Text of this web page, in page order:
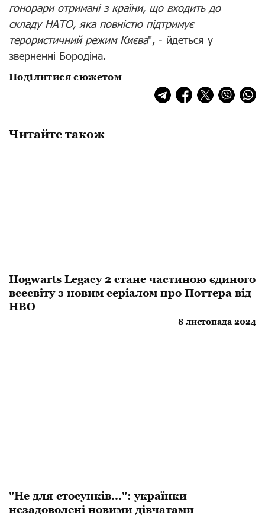
гонорари отримані з країни, що входить до
складу НАТО, яка повністю підтримує
терористичний режим Києва", - йдеться у
зверненні Бородіна.
Поділитися сюжетом
Читайте також
Hogwarts Legacy 2 стане частиною єдиного
всесвіту з новим серіалом про Поттера від
HBO
8 листопада 2024
"Не для стосунків...": українки
незадоволені новими дівчатами